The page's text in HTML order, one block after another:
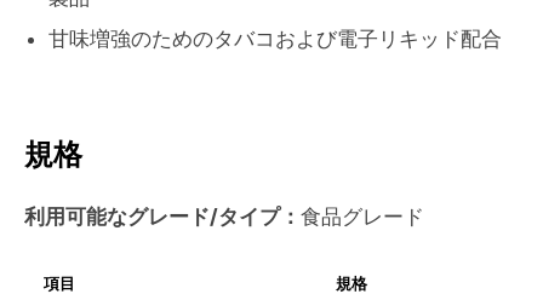
甘味増強のためのタバコおよび電子リキッド配合
規格
利用可能なグレード/タイプ： 食品グレード
項目 規格